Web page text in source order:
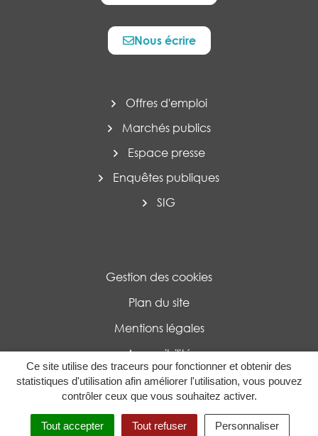
Ce site utilise des traceurs pour fonctionner et obtenir des
statistiques d'utilisation afin améliorer l'utilisation, vous pouvez
contrôler ceux que vous souhaitez activer.
Tout accepter Tout refuser Personnaliser
MENU RECHERCHE
Nous écrire
Offres d'emploi
Marchés publics
Espace presse
Enquêtes publiques
SIG
Gestion des cookies
Plan du site
Mentions légales
Accessibilité
Politique de confidentialité